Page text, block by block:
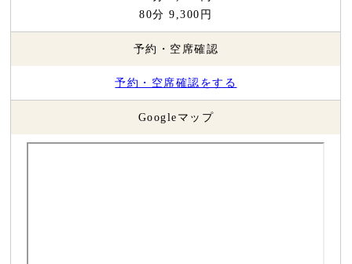
80分 9,300円
予約・空席確認
予約・空席確認をする
Googleマップ